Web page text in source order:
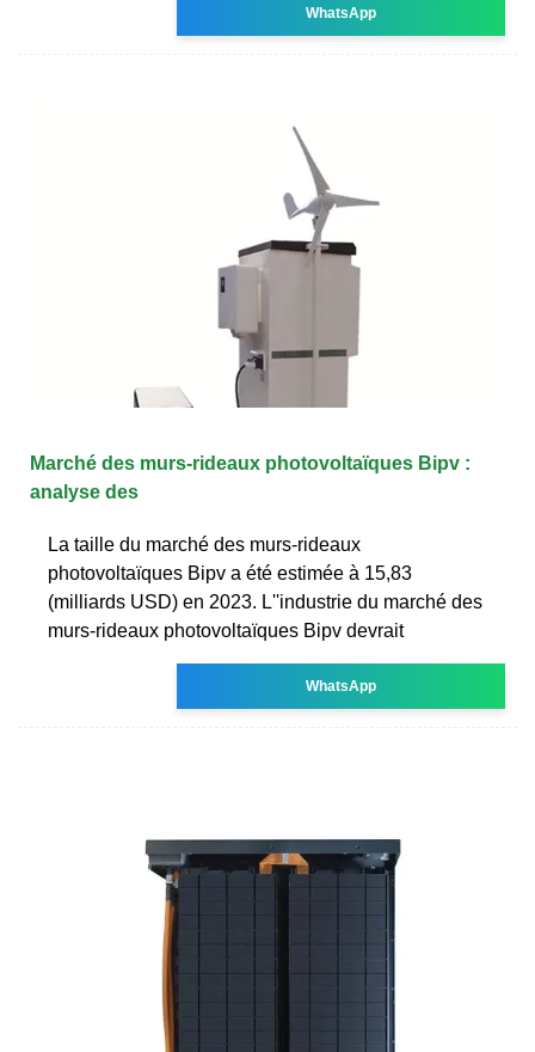
WhatsApp
Marché des murs-rideaux photovoltaïques Bipv :
analyse des
La taille du marché des murs-rideaux
photovoltaïques Bipv a été estimée à 15,83
(milliards USD) en 2023. L''industrie du marché des
murs-rideaux photovoltaïques Bipv devrait
WhatsApp